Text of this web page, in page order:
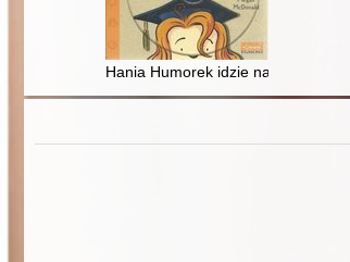
Hania Humorek idzie na studia